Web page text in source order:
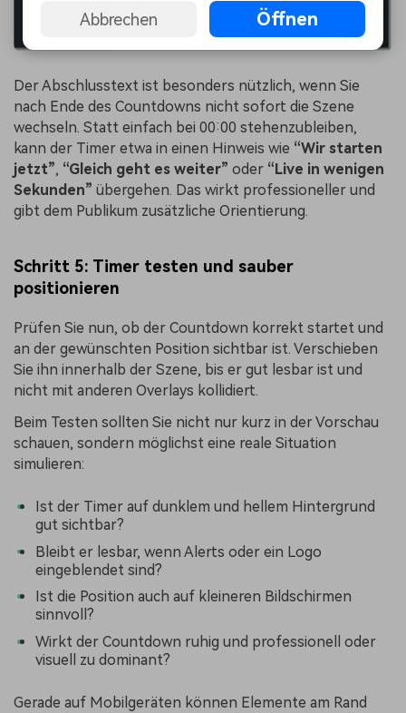
Der Abschlusstext ist besonders nützlich, wenn Sie
nach Ende des Countdowns nicht sofort die Szene
wechseln. Statt einfach bei 00:00 stehenzubleiben,
kann der Timer etwa in einen Hinweis wie “Wir starten
jetzt”, “Gleich geht es weiter” oder “Live in wenigen
Sekunden” übergehen. Das wirkt professioneller und
gibt dem Publikum zusätzliche Orientierung.
Schritt 5: Timer testen und sauber
positionieren
Prüfen Sie nun, ob der Countdown korrekt startet und
an der gewünschten Position sichtbar ist. Verschieben
Sie ihn innerhalb der Szene, bis er gut lesbar ist und
nicht mit anderen Overlays kollidiert.
Beim Testen sollten Sie nicht nur kurz in der Vorschau
schauen, sondern möglichst eine reale Situation
simulieren:
Ist der Timer auf dunklem und hellem Hintergrund
gut sichtbar?
Bleibt er lesbar, wenn Alerts oder ein Logo
eingeblendet sind?
Ist die Position auch auf kleineren Bildschirmen
sinnvoll?
Wirkt der Countdown ruhig und professionell oder
visuell zu dominant?
Gerade auf Mobilgeräten können Elemente am Rand
Abbrechen Öffnen